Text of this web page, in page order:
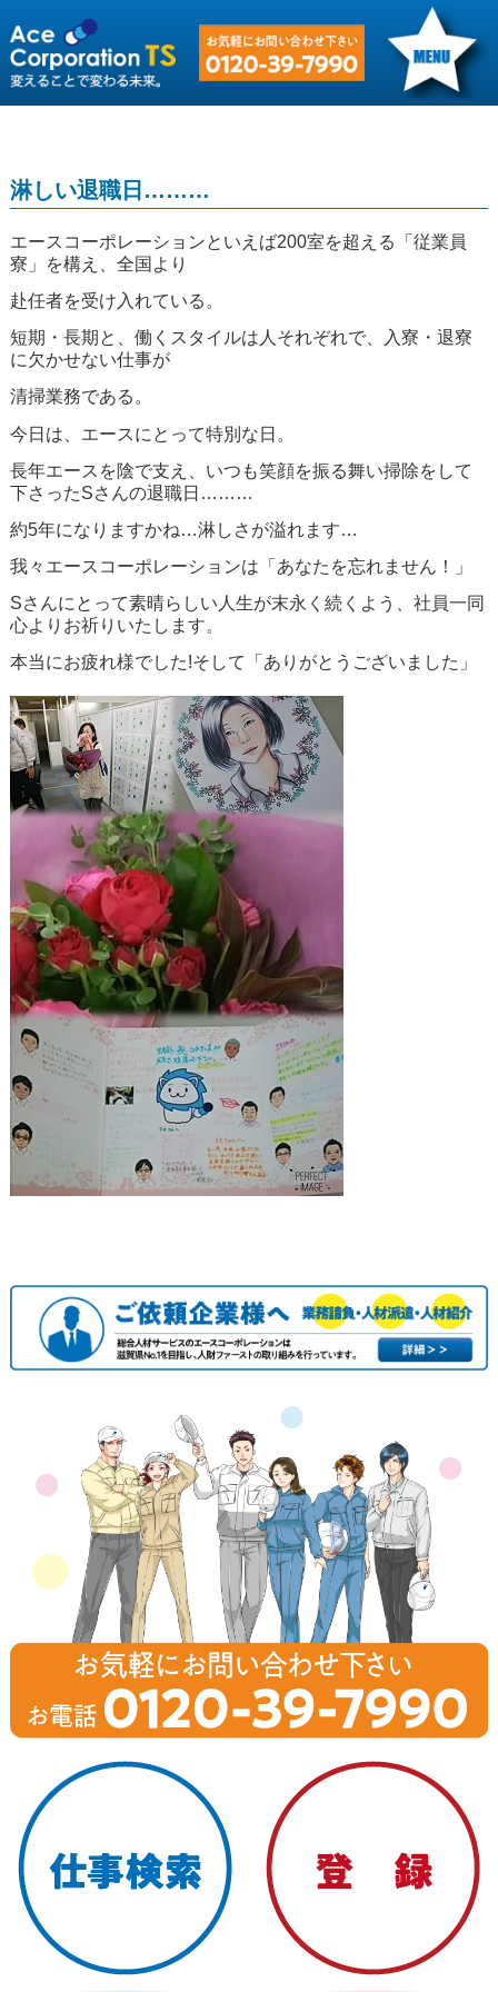
淋しい退職日………
エースコーポレーションといえば200室を超える「従業員
寮」を構え、全国より
赴任者を受け入れている。
短期・長期と、働くスタイルは人それぞれで、入寮・退寮
に欠かせない仕事が
清掃業務である。
今日は、エースにとって特別な日。
長年エースを陰で支え、いつも笑顔を振る舞い掃除をして
下さったSさんの退職日………
約5年になりますかね…淋しさが溢れます…
我々エースコーポレーションは「あなたを忘れません！」
Sさんにとって素晴らしい人生が末永く続くよう、社員一同
心よりお祈りいたします。
本当にお疲れ様でした!そして「ありがとうございました」